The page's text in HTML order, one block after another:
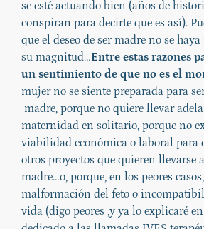
se esté actuando bien (años de
conspiran para decirte que es así).
que el deseo de ser madre no se
su magnitud…Entre estas razones
un sentimiento de que no es el
mujer no se siente preparada para
madre, porque no quiere llevar
maternidad en solitario, porque no
viabilidad económica o laboral para
otros proyectos que quieren llevarse
madre…o, porque, en los peores
malformación del feto o
vida (digo peores ,y ya lo explicaré